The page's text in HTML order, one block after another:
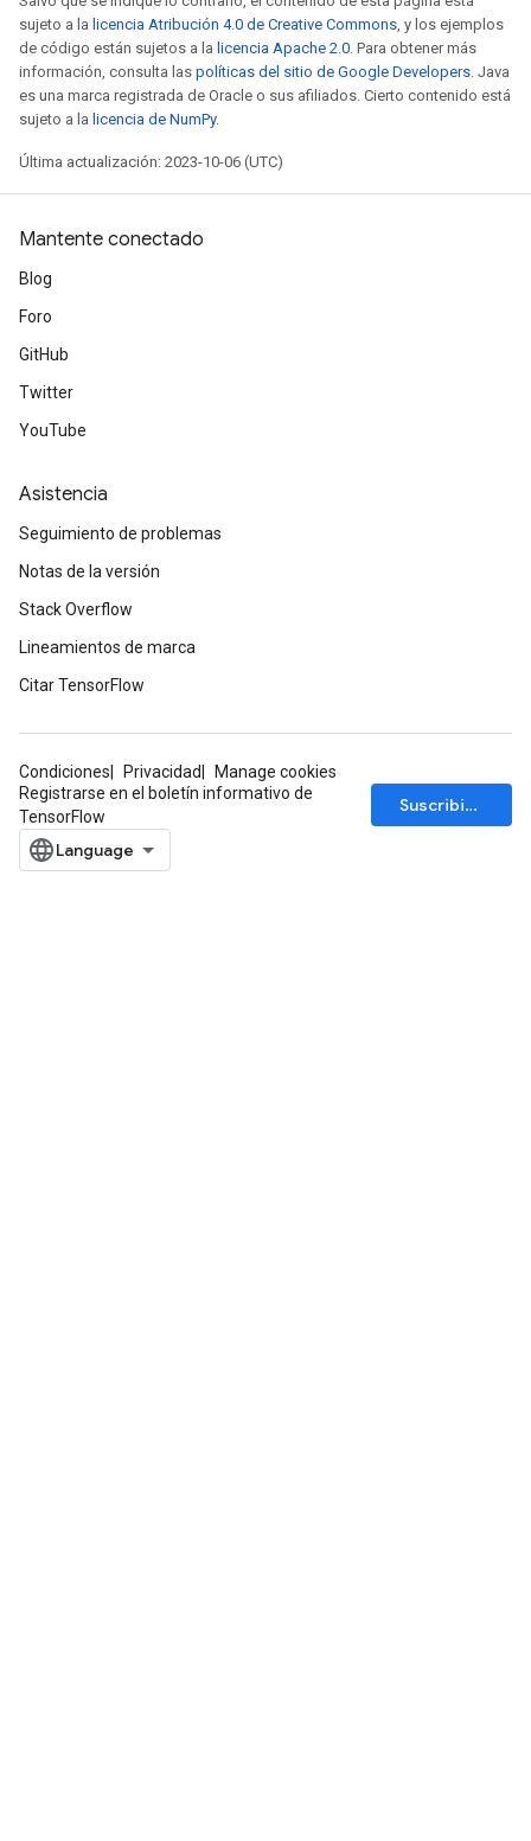
sujeto a la licencia Atribución 4.0 de Creative Commons, y los ejemplos
de código están sujetos a la licencia Apache 2.0. Para obtener más
información, consulta las políticas del sitio de Google Developers. Java
es una marca registrada de Oracle o sus afiliados. Cierto contenido está
sujeto a la licencia de NumPy.
Última actualización: 2023-10-06 (UTC)
Mantente conectado
Blog
Foro
GitHub
Twitter
YouTube
Asistencia
Seguimiento de problemas
Notas de la versión
Stack Overflow
Lineamientos de marca
Citar TensorFlow
Condiciones Privacidad
Manage cookies
Registrarse en el boletín informativo de
TensorFlow
Suscribirse